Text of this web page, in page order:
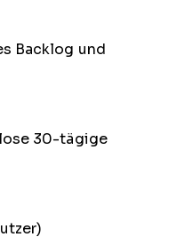
Backlog und
30-tägige